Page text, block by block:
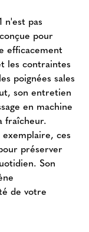
n'est pas
pour
efficacement
les contraintes
poignées sales
son entretien
en machine
fraîcheur.
ces
préserver
Son
de votre